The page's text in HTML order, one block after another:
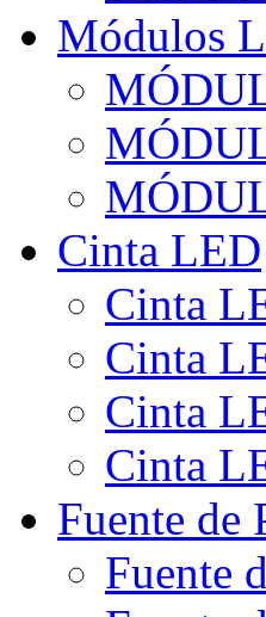
Módulos
Cinta LED
Cinta
Cinta
Cinta
Cinta
Fuente de
Fuente